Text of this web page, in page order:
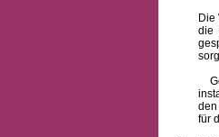
Die
die
den
für